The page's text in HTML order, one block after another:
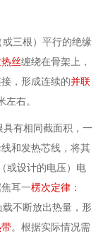
三根）平行的绝缘
丝缠绕在骨架上，
，形成连续的并联
右。
有相同截面积，一
和发热芯线，将其
或设计的电压）电
耳一楞次定律 ：
不断放出热量，形
。根据实际情况需